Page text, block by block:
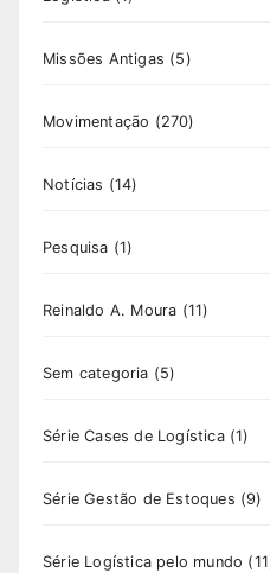
Missões Antigas (5)
Movimentação (270)
Notícias (14)
Pesquisa (1)
Reinaldo A. Moura (11)
Sem categoria (5)
Série Cases de Logística(1)
Série Gestão de Estoques (9)
Série Logística pelo mundo